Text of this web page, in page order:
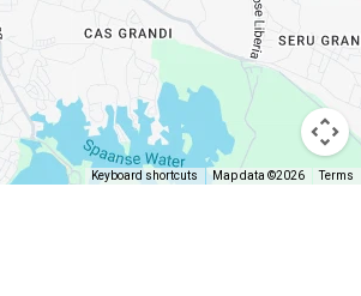
Keyboard shortcuts Map data ©2026 Terms